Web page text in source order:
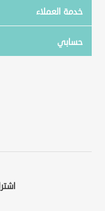
خدمة العملاء
حسابي